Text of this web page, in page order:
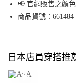
悠遊付
全盈+PAY
大哥付你分期
📢 官網販售之顏
商品貨號：661484
日本店員穿搭推